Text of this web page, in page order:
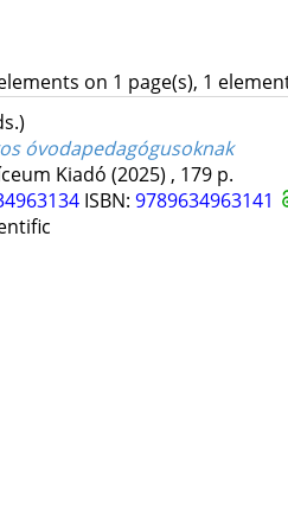
on 1 page(s), 1
óvodapedagógusoknak
Kiadó (2025) , 179 p.
ISBN: 9789634963141